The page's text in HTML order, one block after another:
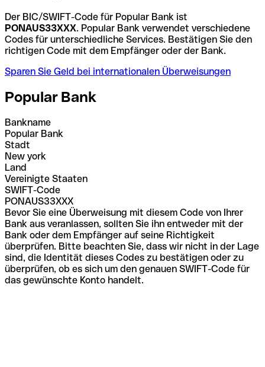
Der BIC/SWIFT-Code für Popular Bank ist
PONAUS33XXX. Popular Bank verwendet verschiedene
Codes für unterschiedliche Services. Bestätigen Sie den
richtigen Code mit dem Empfänger oder der Bank.
Sparen Sie Geld bei internationalen Überweisungen
Popular Bank
Bankname
Popular Bank
Stadt
New york
Land
Vereinigte Staaten
SWIFT-Code
PONAUS33XXX
Bevor Sie eine Überweisung mit diesem Code von Ihrer
Bank aus veranlassen, sollten Sie ihn entweder mit der
Bank oder dem Empfänger auf seine Richtigkeit
überprüfen. Bitte beachten Sie, dass wir nicht in der Lage
sind, die Identität dieses Codes zu bestätigen oder zu
überprüfen, ob es sich um den genauen SWIFT-Code für
das gewünschte Konto handelt.